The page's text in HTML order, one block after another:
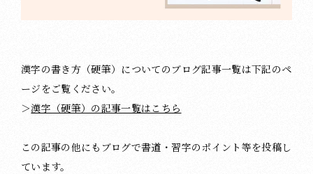
漢字の書き方（硬筆）についてのブログ記事一覧は下記のペ
ージをご覧ください。
＞漢字（硬筆）の記事一覧はこちら
この記事の他にもブログで書道・習字のポイント等を投稿し
ています。